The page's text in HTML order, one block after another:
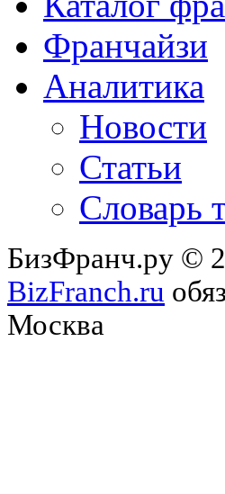
Франчайзи
Аналитика
Новости
Статьи
Словарь
БизФранч.ру ©
BizFranch.ru
Москва